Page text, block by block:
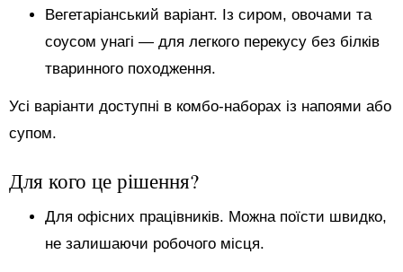
Вегетаріанський варіант. Із сиром, овочами та
соусом унагі — для легкого перекусу без білків
тваринного походження.
Усі варіанти доступні в комбо-наборах із напоями або
супом.
Для кого це рішення?
Для офісних працівників. Можна поїсти швидко,
не залишаючи робочого місця.